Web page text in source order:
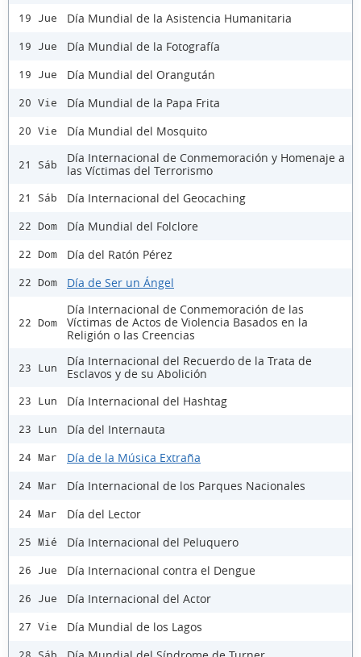
19 Jue Día Mundial de la Asistencia Humanitaria
19 Jue Día Mundial de la Fotografía
19 Jue Día Mundial del Orangután
20 Vie Día Mundial de la Papa Frita
20 Vie Día Mundial del Mosquito
21 Sáb
Día Internacional de Conmemoración y Homenaje a
las Víctimas del Terrorismo
21 Sáb Día Internacional del Geocaching
22 Dom Día Mundial del Folclore
22 Dom Día del Ratón Pérez
22 Dom Día de Ser un Ángel
22 Dom
Día Internacional de Conmemoración de las
Víctimas de Actos de Violencia Basados en la
Religión o las Creencias
23 Lun
Día Internacional del Recuerdo de la Trata de
Esclavos y de su Abolición
23 Lun Día Internacional del Hashtag
23 Lun Día del Internauta
24 Mar Día de la Música Extraña
24 Mar Día Internacional de los Parques Nacionales
24 Mar Día del Lector
25 Mié Día Internacional del Peluquero
26 Jue Día Internacional contra el Dengue
26 Jue Día Internacional del Actor
27 Vie Día Mundial de los Lagos